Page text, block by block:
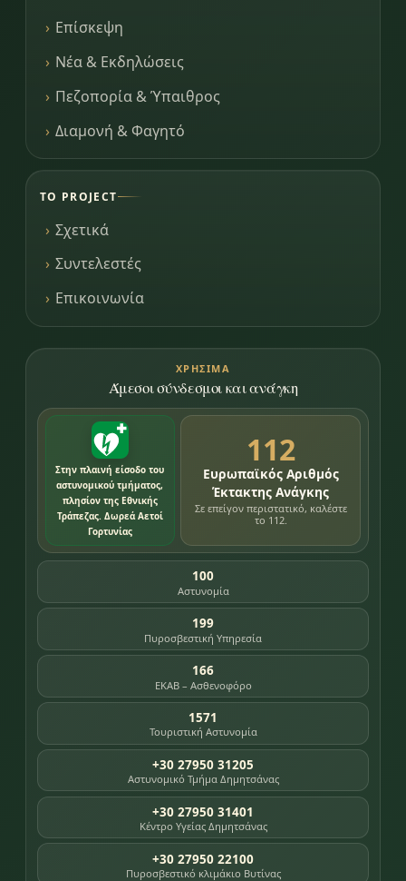
Επίσκεψη
Νέα & Εκδηλώσεις
Πεζοπορία & Ύπαιθρος
Διαμονή & Φαγητό
ΤΟ PROJECT
Σχετικά
Συντελεστές
Επικοινωνία
ΧΡΉΣΙΜΑ
Άμεσοι σύνδεσμοι και ανάγκη
Στην πλαινή είσοδο του
αστυνομικού τμήματος,
πλησίον της Εθνικής
Τράπεζας. Δωρεά Αετοί
Γορτυνίας
112
Ευρωπαϊκός Αριθμός
Έκτακτης Ανάγκης
Σε επείγον περιστατικό, καλέστε
το 112.
100
Αστυνομία
199
Πυροσβεστική Υπηρεσία
166
ΕΚΑΒ – Ασθενοφόρο
1571
Τουριστική Αστυνομία
+30 27950 31205
Αστυνομικό Τμήμα Δημητσάνας
+30 27950 31401
Κέντρο Υγείας Δημητσάνας
+30 27950 22100
Πυροσβεστικό κλιμάκιο Βυτίνας